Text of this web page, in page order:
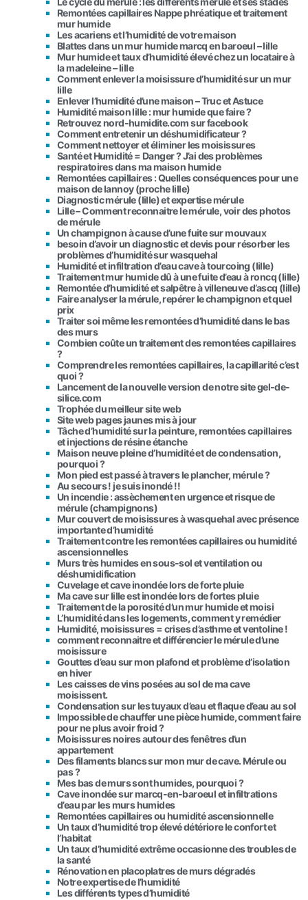
Remontées capillaires Nappe phréatique et traitement
mur humide
Les acariens et l’humidité de votre maison
Blattes dans un mur humide marcq en baroeul – lille
Mur humide et taux d’humidité élevé chez un locataire à
la madeleine – lille
Comment enlever la moisissure d’humidité sur un mur
lille
Enlever l’humidité d’une maison – Truc et Astuce
Humidité maison lille : mur humide que faire ?
Retrouvez nord-humidite.com sur facebook
Comment entretenir un déshumidificateur ?
Comment nettoyer et éliminer les moisissures
Santé et Humidité = Danger ? J’ai des problèmes
respiratoires dans ma maison humide
Remontées capillaires : Quelles conséquences pour une
maison de lannoy (proche lille)
Diagnostic mérule (lille) et expertise mérule
Lille – Comment reconnaitre le mérule, voir des photos
de mérule
Un champignon à cause d’une fuite sur mouvaux
besoin d’avoir un diagnostic et devis pour résorber les
problèmes d’humidité sur wasquehal
Humidité et infiltration d’eau cave à tourcoing (lille)
Traitement mur humide dû à une fuite d’eau à roncq (lille)
Remontée d’humidité et salpêtre à villeneuve d’ascq (lille)
Faire analyser la mérule, repérer le champignon et quel
prix
Traiter soi même les remontées d’humidité dans le bas
des murs
Combien coûte un traitement des remontées capillaires
?
Comprendre les remontées capillaires, la capillarité c’est
quoi ?
Lancement de la nouvelle version de notre site gel-de-
silice.com
Trophée du meilleur site web
Site web pages jaunes mis à jour
Tâche d’humidité sur la peinture, remontées capillaires
et injections de résine étanche
Maison neuve pleine d’humidité et de condensation,
pourquoi ?
Mon pied est passé à travers le plancher, mérule ?
Au secours ! je suis inondé !!
Un incendie : assèchement en urgence et risque de
mérule (champignons)
Mur couvert de moisissures à wasquehal avec présence
importante d’humidité
Traitement contre les remontées capillaires ou humidité
ascensionnelles
Murs très humides en sous-sol et ventilation ou
déshumidification
Cuvelage et cave inondée lors de forte pluie
Ma cave sur lille est inondée lors de fortes pluie
Traitement de la porosité d’un mur humide et moisi
L’humidité dans les logements, comment y remédier
Humidité, moisissures = crises d’asthme et ventoline !
comment reconnaitre et différencier le mérule d’une
moisissure
Gouttes d’eau sur mon plafond et problème d’isolation
en hiver
Les caisses de vins posées au sol de ma cave
moisissent.
Condensation sur les tuyaux d’eau et flaque d’eau au sol
Impossible de chauffer une pièce humide, comment faire
pour ne plus avoir froid ?
Moisissures noires autour des fenêtres d’un
appartement
Des filaments blancs sur mon mur de cave. Mérule ou
pas ?
Mes bas de murs sont humides, pourquoi ?
Cave inondée sur marcq-en-baroeul et infiltrations
d’eau par les murs humides
Remontées capillaires ou humidité ascensionnelle
Un taux d’humidité trop élevé détériore le confort et
l’habitat
Un taux d’humidité extrême occasionne des troubles de
la santé
Rénovation en placoplatres de murs dégradés
Notre expertise de l’humidité
Les différents types d’humidité